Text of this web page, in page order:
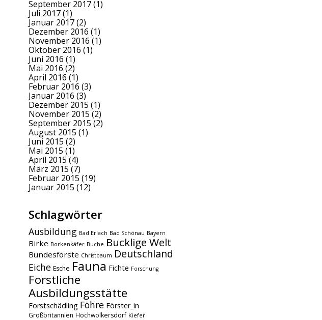
September 2017(1)
Juli 2017(1)
Januar 2017(2)
Dezember 2016 (1)
November 2016 (1)
Oktober 2016 (1)
Juni 2016 (1)
Mai 2016 (2)
April 2016 (1)
Februar 2016 (3)
Januar 2016 (3)
Dezember 2015 (1)
November 2015 (2)
September 2015 (2)
August 2015 (1)
Juni 2015 (2)
Mai 2015 (1)
April 2015 (4)
März 2015 (7)
Februar 2015 (19)
Januar 2015 (12)
Schlagwörter
Ausbildung Bad Erlach Bad Schönau Bayern
Birke Borkenkäfer Buche Bucklige Welt
Bundesforste Christbaum Deutschland
Eiche Esche Fauna Fichte Forschung
Forstliche
Ausbildungsstätte
Forstschädling Föhre Förster_in
Großbritannien Hochwolkersdorf Kiefer